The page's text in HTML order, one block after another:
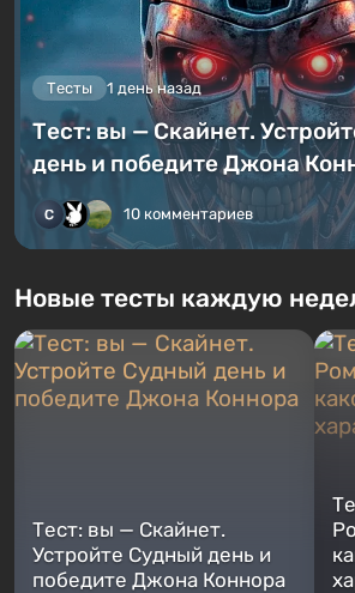
Тесты 1 день назад
Тест: вы — Скайнет.
день и победите Джона
10 комментариев
Новые тесты каждую
Тест: вы — Скайнет.
Устройте Судный день и
победите Джона Коннора